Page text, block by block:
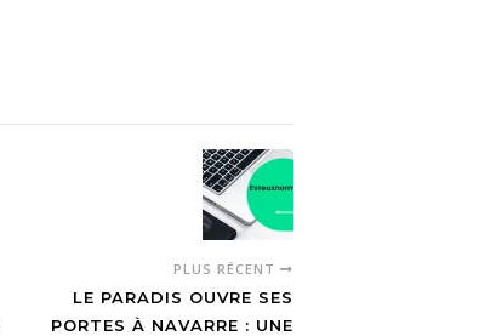
#MarcillySurEure
#restaurant 🌀
actu.fr/normandie/ma...
[image or embed]—
(@medianormandie.bsky.social)
30 décembre 2025…
PLUS RÉCENT
LE PARADIS OUVRE SES
PORTES À NAVARRE : UNE